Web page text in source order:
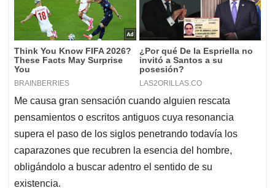
Me causa gran sensación cuando alguien rescata
pensamientos o escritos antiguos cuya resonancia
supera el paso de los siglos penetrando todavía los
caparazones que recubren la esencia del hombre,
obligándolo a buscar adentro el sentido de su
existencia.